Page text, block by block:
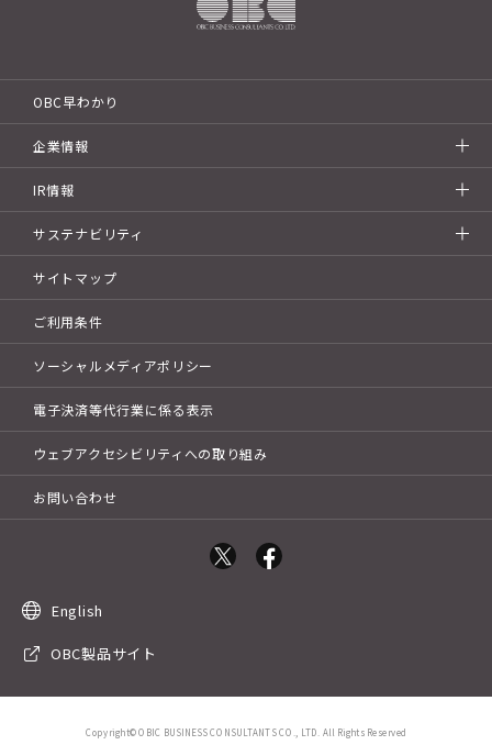
OBC早わかり
企業情報
IR情報
サステナビリティ
サイトマップ
ご利用条件
ソーシャルメディアポリシー
電子決済等代行業に係る表示
ウェブアクセシビリティへの取り組み
お問い合わせ
English
OBC製品サイト
Copyright©OBIC BUSINESS CONSULTANTS CO., LTD. All Rights Reserved